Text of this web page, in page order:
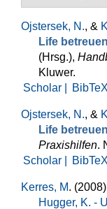
Ojstersek, N., &
Life betreuen
(Hrsg.),
Kluwer.
Scholar |
BibTeX
Ojstersek, N., &
Life betreuen
Praxishilfen.
Scholar |
BibTeX
Kerres, M.
Hugger, K. -